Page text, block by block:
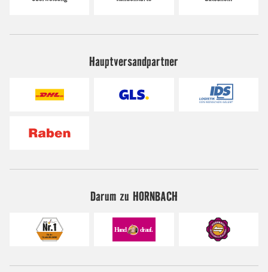
Hauptversandpartner
Darum zu HORNBACH